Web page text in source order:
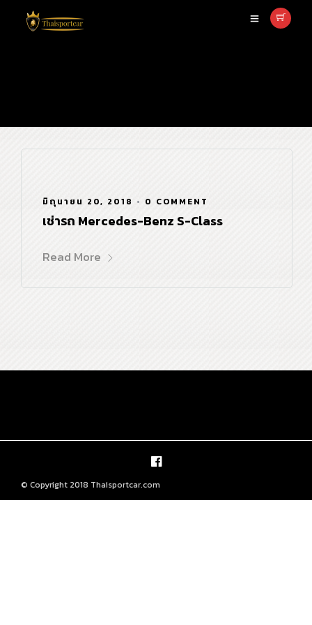
มิถุนายน 20, 2018 • 0 COMMENT
เช่ารถ Mercedes-Benz S-Class
Read More
© Copyright 2018 Thaisportcar.com